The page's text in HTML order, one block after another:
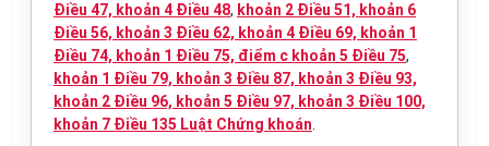
Điều 47, khoản 4 Điều 48, khoản 2 Điều 51, khoản 6
Điều 56, khoản 3 Điều 62, khoản 4 Điều 69, khoản 1
Điều 74, khoản 1 Điều 75, điểm c khoản 5 Điều 75,
khoản 1 Điều 79, khoản 3 Điều 87, khoản 3 Điều 93,
khoản 2 Điều 96, khoản 5 Điều 97, khoản 3 Điều 100,
khoản 7 Điều 135 Luật Chứng khoán